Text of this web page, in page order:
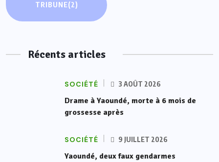
TRIBUNE(2)
Récents articles
SOCIÉTÉ 3 AOÛT 2026
Drame à Yaoundé, morte à 6 mois de
grossesse après
SOCIÉTÉ 9 JUILLET 2026
Yaoundé, deux faux gendarmes